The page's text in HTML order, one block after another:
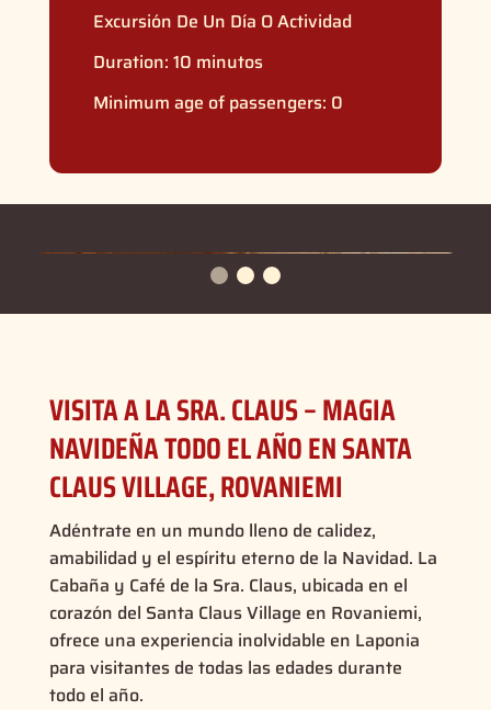
Excursión De Un Día O Actividad
Duration: 10 minutos
Minimum age of passengers: 0
VISITA A LA SRA. CLAUS – MAGIA
NAVIDEÑA TODO EL AÑO EN SANTA
CLAUS VILLAGE, ROVANIEMI
Adéntrate en un mundo lleno de calidez,
amabilidad y el espíritu eterno de la Navidad. La
Cabaña y Café de la Sra. Claus, ubicada en el
corazón del Santa Claus Village en Rovaniemi,
ofrece una experiencia inolvidable en Laponia
para visitantes de todas las edades durante
todo el año.